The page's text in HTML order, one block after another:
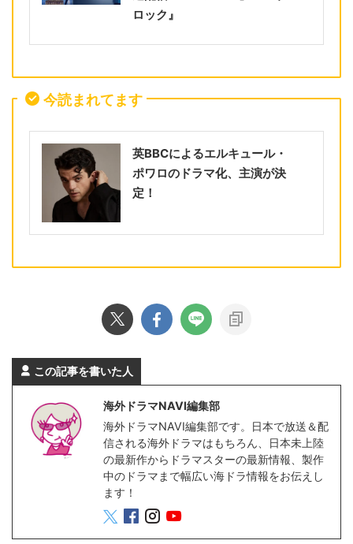
ロック』
今読まれてます
英BBCによるエルキュール・
ポワロのドラマ化、主演が決
定！
この記事を書いた人
海外ドラマNAVI編集部
海外ドラマNAVI編集部です。日本で放送＆配
信される海外ドラマはもちろん、日本未上陸
の最新作からドラマスターの最新情報、製作
中のドラマまで幅広い海ドラ情報をお伝えし
ます！